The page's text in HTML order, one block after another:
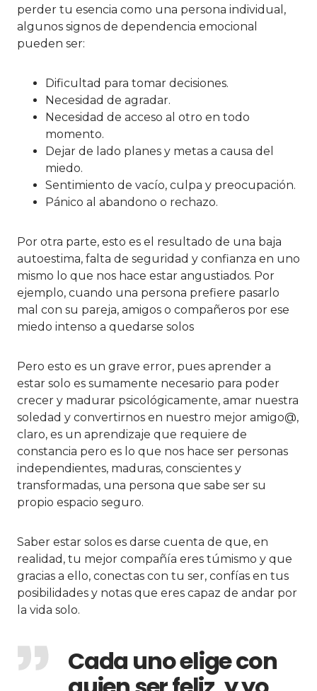
perder tu esencia como una persona individual,
algunos signos de dependencia emocional
pueden ser:
Dificultad para tomar decisiones.
Necesidad de agradar.
Necesidad de acceso al otro en todo
momento.
Dejar de lado planes y metas a causa del
miedo.
Sentimiento de vacío, culpa y preocupación.
Pánico al abandono o rechazo.
Por otra parte, esto es el resultado de una baja
autoestima, falta de seguridad y confianza en uno
mismo lo que nos hace estar angustiados. Por
ejemplo, cuando una persona prefiere pasarlo
mal con su pareja, amigos o compañeros por ese
miedo intenso a quedarse solos
Pero esto es un grave error, pues aprender a
estar solo es sumamente necesario para poder
crecer y madurar psicológicamente, amar nuestra
soledad y convertirnos en nuestro mejor amigo@,
claro, es un aprendizaje que requiere de
constancia pero es lo que nos hace ser personas
independientes, maduras, conscientes y
transformadas, una persona que sabe ser su
propio espacio seguro.
Saber estar solos es darse cuenta de que, en
realidad, tu mejor compañía eres túmismo y que
gracias a ello, conectas con tu ser, confías en tus
posibilidades y notas que eres capaz de andar por
la vida solo.
Cada uno elige con